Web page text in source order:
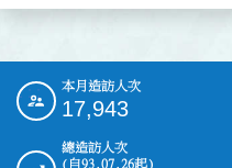
::: 本月造訪人次
17,943
總造訪人次
(自93.07.26起)